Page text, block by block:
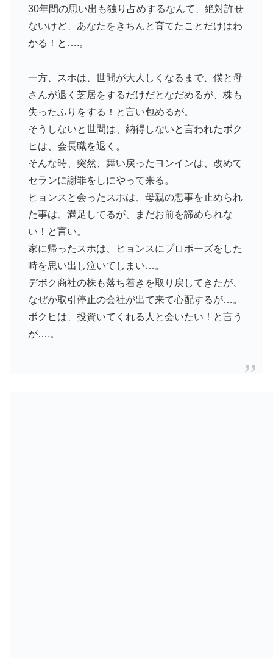
30年間の思い出も独り占めするなんて、絶対許せ
ないけど、あなたをきちんと育てたことだけはわ
かる！と….。
一方、スホは、世間が大人しくなるまで、僕と母
さんが退く芝居をするだけだとなだめるが、株も
失ったふりをする！と言い包めるが。
そうしないと世間は、納得しないと言われたボク
ヒは、会長職を退く。
そんな時、突然、舞い戻ったヨンインは、改めて
セランに謝罪をしにやって来る。
ヒョンスと会ったスホは、母親の悪事を止められ
た事は、満足してるが、まだお前を諦められな
い！と言い。
家に帰ったスホは、ヒョンスにプロポーズをした
時を思い出し泣いてしまい…。
デボク商社の株も落ち着きを取り戻してきたが、
なぜか取引停止の会社が出て来て心配するが…。
ボクヒは、投資いてくれる人と会いたい！と言う
が….。